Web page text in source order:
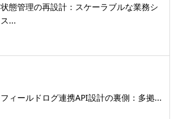
状態管理の再設計：スケーラブルな業務シ
ス...
フィールドログ連携API設計の裏側：多拠...